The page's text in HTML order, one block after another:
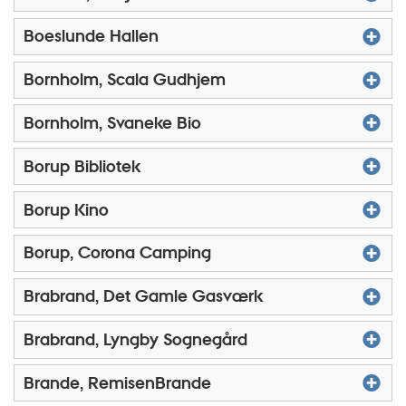
Boeslunde Hallen
Bornholm, Scala Gudhjem
Bornholm, Svaneke Bio
Borup Bibliotek
Borup Kino
Borup, Corona Camping
Brabrand, Det Gamle Gasværk
Brabrand, Lyngby Sognegård
Brande, RemisenBrande